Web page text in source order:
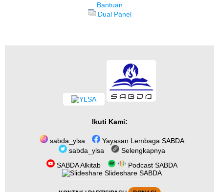
Bantuan
Dual Panel
Ikuti Kami:
sabda_ylsa
Yayasan Lembaga SABDA
sabda_ylsa
Selengkapnya
SABDA Alkitab
Podcast SABDA
Slideshare SABDA